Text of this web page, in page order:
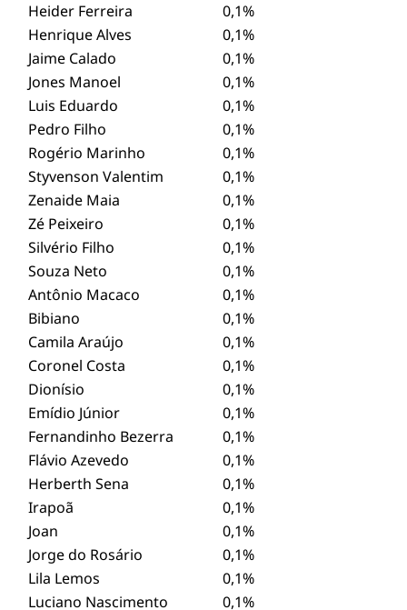
Heider Ferreira
0,1%
Henrique Alves
0,1%
Jaime Calado
0,1%
Jones Manoel
0,1%
Luis Eduardo
0,1%
Pedro Filho
0,1%
Rogério Marinho
0,1%
Styvenson Valentim
0,1%
Zenaide Maia
0,1%
Zé Peixeiro
0,1%
Silvério Filho
0,1%
Souza Neto
0,1%
Antônio Macaco
0,1%
Bibiano
0,1%
Camila Araújo
0,1%
Coronel Costa
0,1%
Dionísio
0,1%
Emídio Júnior
0,1%
Fernandinho Bezerra
0,1%
Flávio Azevedo
0,1%
Herberth Sena
0,1%
Irapoã
0,1%
Joan
0,1%
Jorge do Rosário
0,1%
Lila Lemos
0,1%
Luciano Nascimento
0,1%